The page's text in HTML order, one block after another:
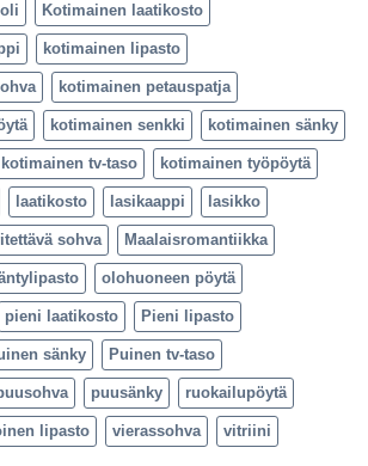
Kotimainen laatikosto
kotimainen lipasto
kotimainen petauspatja
kotimainen senkki kotimainen sänky
kotimainen tv-taso kotimainen työpöytä
laatikosto lasikaappi lasikko
sohva Maalaisromantiikka
olohuoneen pöytä
pieni laatikosto Pieni lipasto
sänky Puinen tv-taso
puusänky ruokailupöytä
lipasto vierassohva vitriini